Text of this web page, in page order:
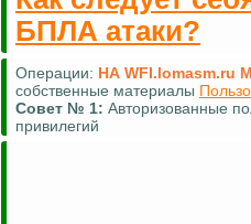
БПЛА атаки?
Операции: НА WFI.lomasm.ru
собственные материалы
Совет № 1: Авторизованные
привилегий